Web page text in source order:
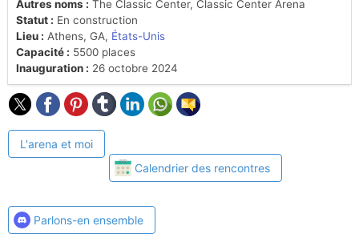
Autres noms : The Classic Center, Classic Center Arena
Statut : En construction
Lieu : Athens, GA, États-Unis
Capacité : 5500 places
Inauguration : 26 octobre 2024
L'arena et moi
Calendrier des rencontres
Parlons-en ensemble